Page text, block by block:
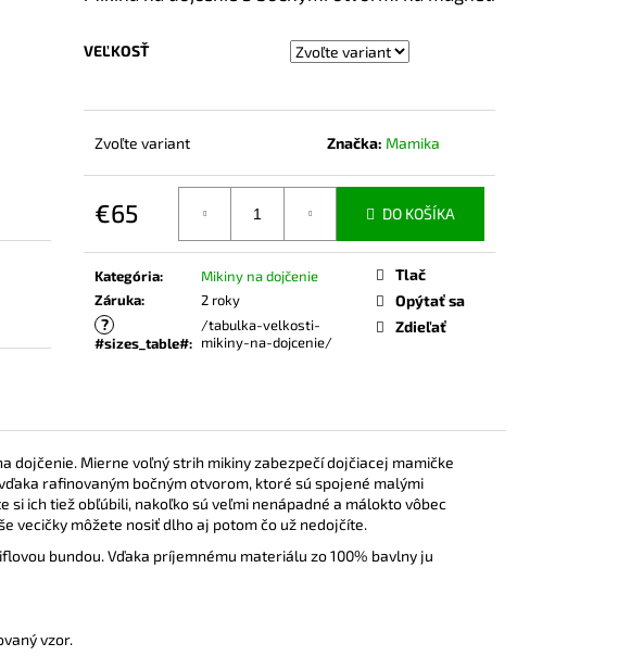
VEĽKOSŤ
Zvoľte variant Značka: Mamika
€65
cena:
DO KOŠÍKA
Kategória:
Mikiny na dojčenie
Záruka: 2 roky
?
#sizes_table#:
/tabulka-velkosti-
mikiny-na-dojcenie/
Tlač
Opýtať sa
Zdieľať
dojčenie. Mierne voľný strih mikiny zabezpečí dojčiacej mamičke
rafinovaným bočným otvorom, ktoré sú spojené malými
si ich tiež obľúbili, nakoľko sú veľmi nenápadné a málokto vôbec
vecičky môžete nosiť dlho aj potom čo už nedojčíte.
bundou. Vďaka príjemnému materiálu zo 100% bavlny ju
vzor.
Nasledujúce
BAMBUSOVÉ TRIČKO NA DOJČENIE ROSE